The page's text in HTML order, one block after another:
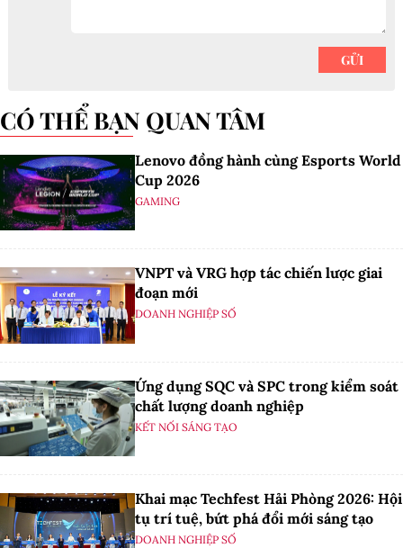
CÓ THỂ BẠN QUAN TÂM
Lenovo đồng hành cùng Esports World
Cup 2026
GAMING
VNPT và VRG hợp tác chiến lược giai
đoạn mới
DOANH NGHIỆP SỐ
Ứng dụng SQC và SPC trong kiểm soát
chất lượng doanh nghiệp
KẾT NỐI SÁNG TẠO
Khai mạc Techfest Hải Phòng 2026: Hội
tụ trí tuệ, bứt phá đổi mới sáng tạo
DOANH NGHIỆP SỐ